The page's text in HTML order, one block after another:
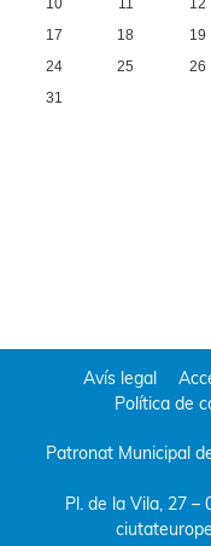
10
11 12
17
18 19
24
25 26
31
Avís legal
Política de
Patronat Municipal
Pl. de la Vila, 27 –